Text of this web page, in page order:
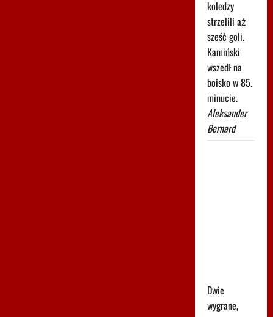
koledzy
strzelili aż
sześć goli.
Kamiński
wszedł na
boisko w 85.
minucie.
Aleksander
Bernard
Dwie
wygrane,